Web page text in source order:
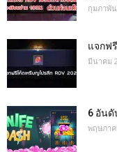
กุมภาพั
แจกฟ
มีนาคม
6 อันดั
พฤษภาค